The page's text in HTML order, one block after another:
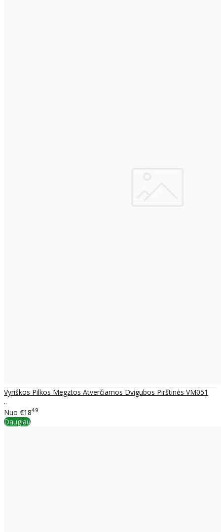
Vyriškos Pilkos Megztos Atverčiamos Dvigubos Pirštinės VM051
..
Nuo €1849
Daugiau